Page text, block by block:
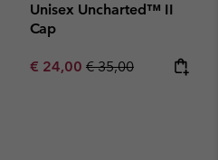
Unisex Uncharted™ II
Cap
Sale price:
€ 24,00 Regular price:
€ 35,00